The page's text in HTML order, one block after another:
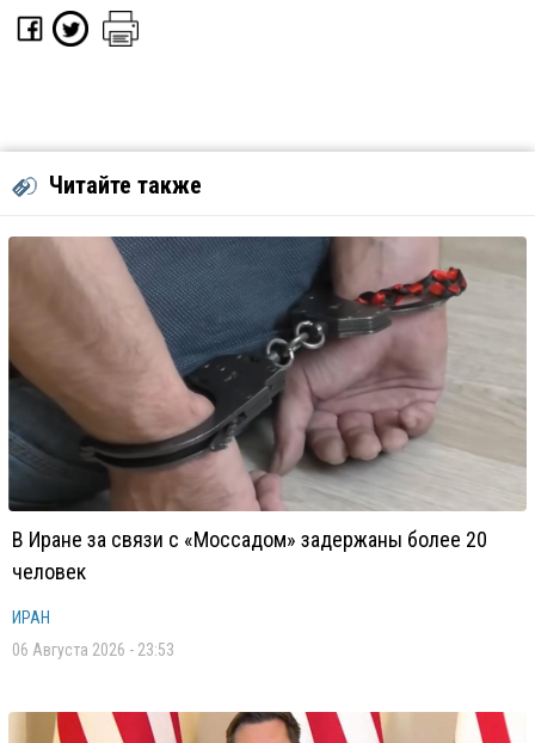
Читайте также
В Иране за связи с «Моссадом» задержаны более 20
человек
ИРАН
06 Августа 2026 - 23:53